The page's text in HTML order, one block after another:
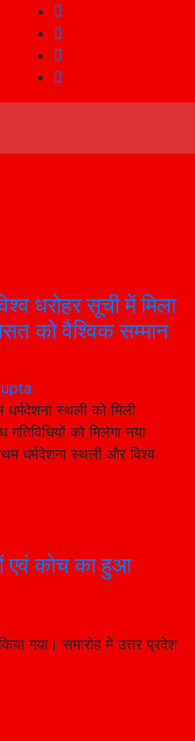
धरोहर सूची में मिला
को वैश्विक सम्मान
स्थली को मिली
को मिलेगा नया
धर्मदेशना स्थली और विश्व
एवं कोच का हुआ
गया। समारोह में उत्तर प्रदेश